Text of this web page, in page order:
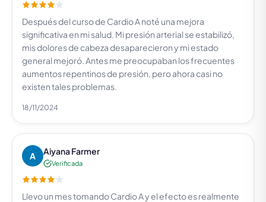
Después del curso de Cardio A noté una mejora
significativa en mi salud. Mi presión arterial se estabilizó,
mis dolores de cabeza desaparecieron y mi estado
general mejoró. Antes me preocupaban los frecuentes
aumentos repentinos de presión, pero ahora casi no
existen tales problemas.
18/11/2024
A Aiyana Farmer
Verificada
Llevo un mes tomando Cardio A y el efecto es realmente